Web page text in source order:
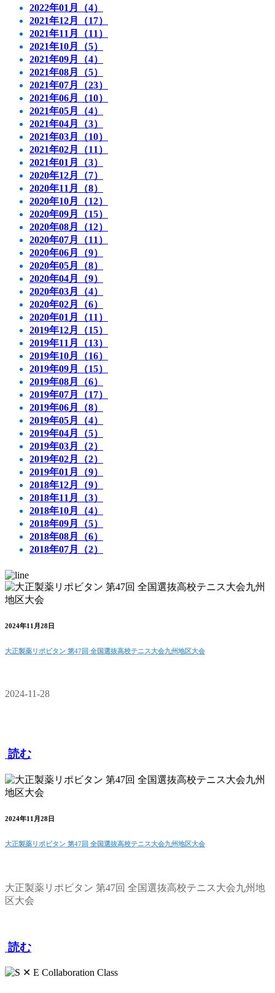
2022年01月（4）
2021年12月（17）
2021年11月（11）
2021年10月（5）
2021年09月（4）
2021年08月（5）
2021年07月（23）
2021年06月（10）
2021年05月（4）
2021年04月（3）
2021年03月（10）
2021年02月（11）
2021年01月（3）
2020年12月（7）
2020年11月（8）
2020年10月（12）
2020年09月（15）
2020年08月（12）
2020年07月（11）
2020年06月（9）
2020年05月（8）
2020年04月（9）
2020年03月（4）
2020年02月（6）
2020年01月（11）
2019年12月（15）
2019年11月（13）
2019年10月（16）
2019年09月（15）
2019年08月（6）
2019年07月（17）
2019年06月（8）
2019年05月（4）
2019年04月（5）
2019年03月（2）
2019年02月（2）
2019年01月（9）
2018年12月（9）
2018年11月（3）
2018年10月（4）
2018年09月（5）
2018年08月（6）
2018年07月（2）
2024年11月28日
大正製薬リポビタン 第47回 全国選抜高校テニス大会九州地区大会
2024-11-28
読む
2024年11月28日
大正製薬リポビタン 第47回 全国選抜高校テニス大会九州地区大会
大正製薬リポビタン 第47回 全国選抜高校テニス大会九州地
区大会
読む